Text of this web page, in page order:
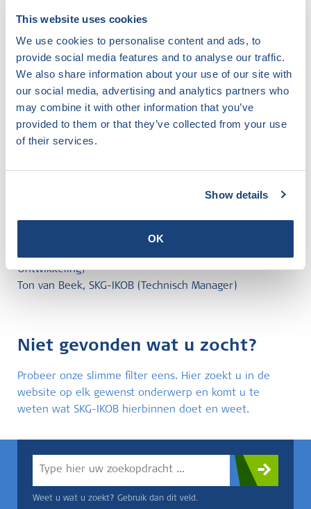
This website uses cookies
We use cookies to personalise content and ads, to
provide social media features and to analyse our traffic.
We also share information about your use of our site with
our social media, advertising and analytics partners who
may combine it with other information that you’ve
provided to them or that they’ve collected from your use
of their services.
Show details
OK
Ab Knoob, Spaansen Group (Groepsdirecteur)
Astrid Michelson, SKG-IKOB (Coördinator)
Ontwikkeling)
Ton van Beek, SKG-IKOB (Technisch Manager)
Niet gevonden wat u zocht?
Probeer onze slimme filter eens. Hier zoekt u in de
website op elk gewenst onderwerp en komt u te
weten wat SKG-IKOB hierbinnen doet en weet.
Weet u wat u zoekt? Gebruik dan dit veld.